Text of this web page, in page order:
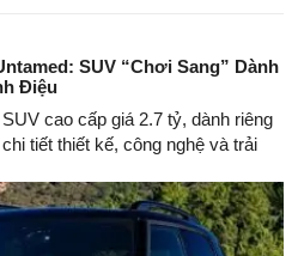
SUV “Chơi Sang” Dành
Điệu
cao cấp giá 2.7 tỷ, dành riêng
tiết thiết kế, công nghệ và trải